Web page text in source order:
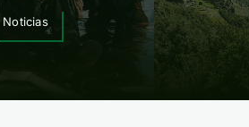
Noticias